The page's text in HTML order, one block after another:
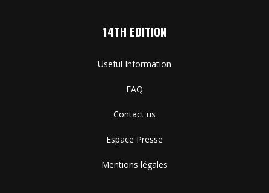
14TH EDITION
Useful Information
FAQ
Contact us
Espace Presse
Mentions légales